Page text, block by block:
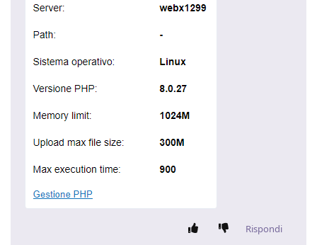
Rispondi